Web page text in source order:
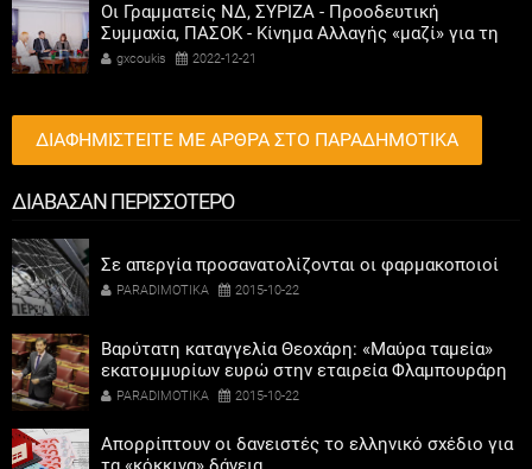
Οι Γραμματείς ΝΔ, ΣΥΡΙΖΑ - Προοδευτική
Συμμαχία, ΠΑΣΟΚ - Κίνημα Αλλαγής «μαζί» για τη
συμμετοχή των γυναικών στην πολιτική
gxcoukis 2022-12-21
ΔΙΑΦΗΜΙΣΤΕΙΤΕ ΜΕ ΑΡΘΡΑ ΣΤΟ ΠΑΡΑΔΗΜΟΤΙΚΑ
ΔΙΑΒΑΣΑΝ ΠΕΡΙΣΣΟΤΕΡΟ
Σε απεργία προσανατολίζονται οι φαρμακοποιοί
PARADIMOTIKA 2015-10-22
Βαρύτατη καταγγελία Θεοχάρη: «Μαύρα ταμεία»
εκατομμυρίων ευρώ στην εταιρεία Φλαμπουράρη
PARADIMOTIKA 2015-10-22
Απορρίπτουν οι δανειστές το ελληνικό σχέδιο για